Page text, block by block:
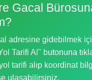
Gacal
adresine gidebilmek
Tarifi Al" butonuna
tarifi alıp koordinat
ulaşabilirsiniz.